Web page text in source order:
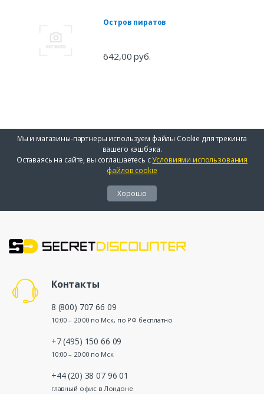
Остров пиратов
642,00 руб.
Мы и магазины-партнеры используем файлы Cookie для трекинга
вашего кэшбэка.
Оставаясь на сайте, вы соглашаетесь сУсловиями использования
файлов cookie
Хорошо
Контакты
8 (800) 707 66 09
10:00 – 20:00 по Мск, по РФ бесплатно
+7 (495) 150 66 09
10:00 – 20:00 по Мск
+44 (20) 38 07 96 01
главный офис в Лондоне